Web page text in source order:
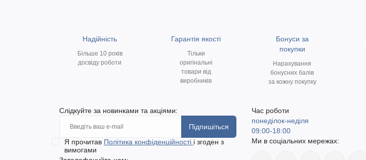
Надійність
Більше 10 років
досвіду роботи
Гарантія якості
Тільки
оригінальні
товари від
виробників
Бонуси за
покупки
Нарахування
бонусних балів
за кожну покупку
Слідкуйте за новинками та акціями:
Підпишіться
Я прочитав Політика конфіденційності і згоден з
вимогами
Час роботи
понеділок-неділя
09:00-18:00
Ми в соціальних мережах: